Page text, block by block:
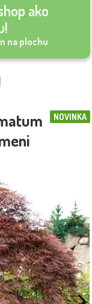
ako
na plochu
NOVINKA